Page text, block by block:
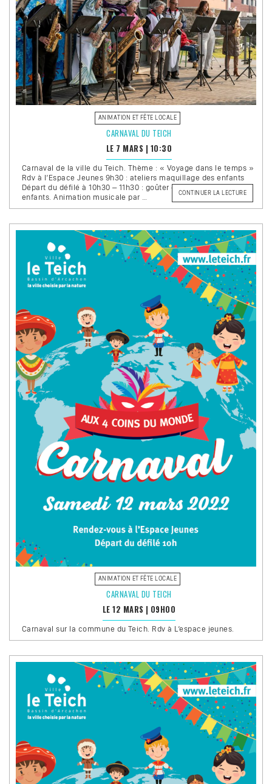
ANIMATION ET FÊTE LOCALE
CARNAVAL DU TEICH
LE 7 MARS | 10:30
Carnaval de la ville du Teich. Thème : « Voyage dans le temps »
Rdv à l’Espace Jeunes 9h30 : ateliers maquillage des enfants
Départ du défilé à 10h30 – 11h30 : goûter offert par la ville aux
enfants. Animation musicale par …
CONTINUER LA LECTUREDE
DU
ANIMATION ET FÊTE LOCALE
CARNAVAL DU TEICH
LE 12 MARS | 09H00
Carnaval sur la commune du Teich. Rdv à L’espace jeunes.